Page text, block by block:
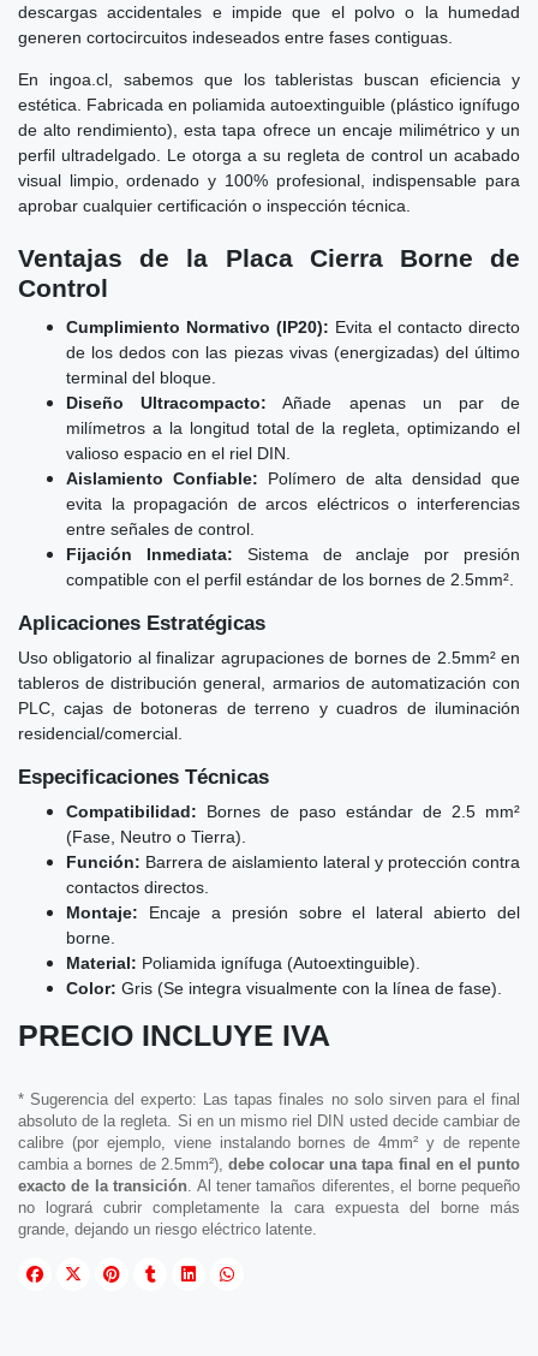
descargas accidentales e impide que el polvo o la humedad
generen cortocircuitos indeseados entre fases contiguas.
En ingoa.cl, sabemos que los tableristas buscan eficiencia y
estética. Fabricada en poliamida autoextinguible (plástico ignífugo
de alto rendimiento), esta tapa ofrece un encaje milimétrico y un
perfil ultradelgado. Le otorga a su regleta de control un acabado
visual limpio, ordenado y 100% profesional, indispensable para
aprobar cualquier certificación o inspección técnica.
Ventajas de la Placa Cierra Borne de
Control
Cumplimiento Normativo (IP20): Evita el contacto directo
de los dedos con las piezas vivas (energizadas) del último
terminal del bloque.
Diseño Ultracompacto: Añade apenas un par de
milímetros a la longitud total de la regleta, optimizando el
valioso espacio en el riel DIN.
Aislamiento Confiable: Polímero de alta densidad que
evita la propagación de arcos eléctricos o interferencias
entre señales de control.
Fijación Inmediata: Sistema de anclaje por presión
compatible con el perfil estándar de los bornes de 2.5mm².
Aplicaciones Estratégicas
Uso obligatorio al finalizar agrupaciones de bornes de 2.5mm² en
tableros de distribución general, armarios de automatización con
PLC, cajas de botoneras de terreno y cuadros de iluminación
residencial/comercial.
Especificaciones Técnicas
Compatibilidad: Bornes de paso estándar de 2.5 mm²
(Fase, Neutro o Tierra).
Función: Barrera de aislamiento lateral y protección contra
contactos directos.
Montaje: Encaje a presión sobre el lateral abierto del
borne.
Material: Poliamida ignífuga (Autoextinguible).
Color: Gris (Se integra visualmente con la línea de fase).
PRECIO INCLUYE IVA
* Sugerencia del experto: Las tapas finales no solo sirven para el final
absoluto de la regleta. Si en un mismo riel DIN usted decide cambiar de
calibre (por ejemplo, viene instalando bornes de 4mm² y de repente
cambia a bornes de 2.5mm²), debe colocar una tapa final en el punto
exacto de la transición . Al tener tamaños diferentes, el borne pequeño
no logrará cubrir completamente la cara expuesta del borne más
grande, dejando un riesgo eléctrico latente.